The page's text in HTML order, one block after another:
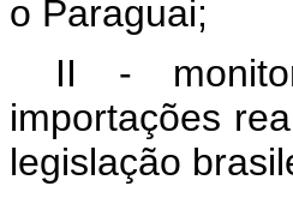
o Paraguai;
II -
importações
legislação